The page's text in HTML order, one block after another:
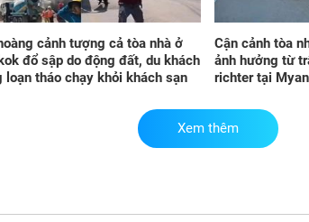
cảnh tượng cả tòa nhà ở
đổ sập do động đất, du khách
loạn tháo chạy khỏi khách sạn
Cận cảnh tòa
ảnh hưởng từ
richter tại
Xem thêm